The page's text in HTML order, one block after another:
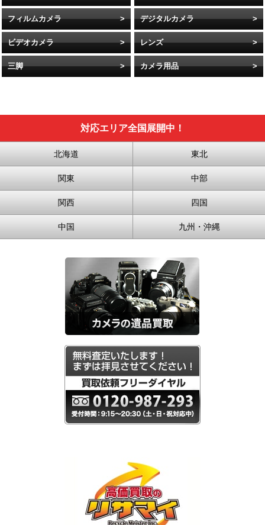
フィルムカメラ デジタルカメラ
ビデオカメラ レンズ
三脚 カメラ用品
対応エリア全国展開中！
北海道 東北
関東 中部
関西 四国
中国 九州・沖縄